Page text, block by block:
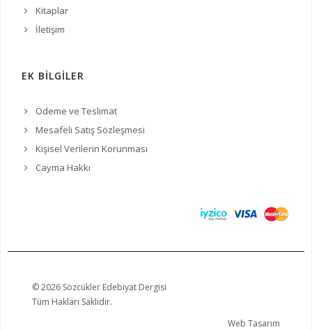
Kitaplar
İletişim
EK BİLGİLER
Ödeme ve Teslimat
Mesafeli Satış Sözleşmesi
Kişisel Verilerin Korunması
Cayma Hakkı
© 2026 Sözcükler Edebiyat Dergisi
Tüm Hakları Saklıdır.
Web Tasarım